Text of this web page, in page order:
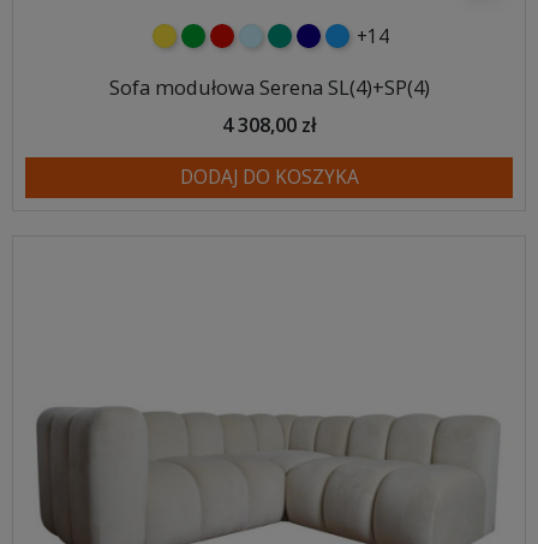
żółtyzielonyczerwony
błękitnyturkusowy
granatowy
niebieski
+14
Sofa modułowa Serena SL(4)+SP(4)
4 308,00 zł
DODAJ DO KOSZYKA